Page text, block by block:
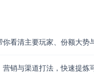
据来源为用户提供；评论份
看清主要玩家、份额大势
销与渠道打法，快速提炼